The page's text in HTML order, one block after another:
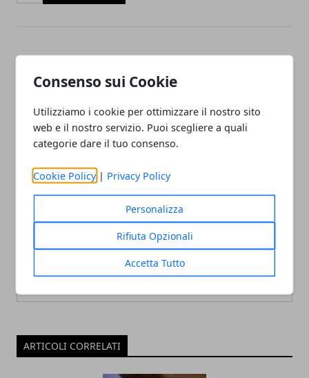
Consenso sui Cookie
Utilizziamo i cookie per ottimizzare il nostro sito
web e il nostro servizio. Puoi scegliere a quali
categorie dare il tuo consenso.
Cookie Policy | Privacy Policy
Personalizza
Rifiuta Opzionali
Accetta Tutto
Articolo Precedente
Perché affidarsi a
professionisti per la
sostituzione dei sanitari
Articolo Successivo
semplici consigli
Redazione
ARTICOLI CORRELATI